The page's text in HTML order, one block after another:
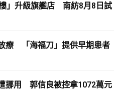
」升級旗艦店 南紡8月8日試
療 「海福刀」提供早期患者
挪用 郭信良被控拿1072萬元